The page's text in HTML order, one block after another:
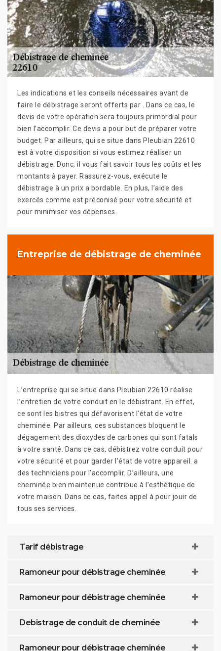
Les indications et les conseils nécessaires avant de
faire le débistrage seront offerts par . Dans ce cas, le
devis de votre opération sera toujours primordial pour
bien l’accomplir. Ce devis a pour but de préparer votre
budget. Par ailleurs, qui se situe dans Pleubian 22610
est à votre disposition si vous estimez réaliser un
débistrage. Donc, il vous fait savoir tous les coûts et les
montants à payer. Rassurez-vous, exécute le
débistrage à un prix a bordable. En plus, l’aide des
exercés comme est préconisé pour votre sécurité et
pour minimiser vos dépenses.
Entreprise de débistrage de cheminée
L’entreprise qui se situe dans Pleubian 22610 réalise
l’entretien de votre conduit en le débistrant. En effet,
ce sont les bistres qui défavorisent l’état de votre
cheminée. Par ailleurs, ces substances bloquent le
dégagement des dioxydes de carbones qui sont fatals
à votre santé. Dans ce cas, débistrez votre conduit pour
votre sécurité et pour garder l’état de votre appareil. a
des techniciens pour l’accomplir. D’ailleurs, une
cheminée bien maintenue contribue à l’esthétique de
votre maison. Dans ce cas, faites appel à pour jouir de
tous ses services.
Tarif débistrage
Ramoneur pour débistrage cheminée
Ramoneur pour débistrage cheminée
Debistrage de conduit de cheminée
Ramoneur pour débistrage cheminée